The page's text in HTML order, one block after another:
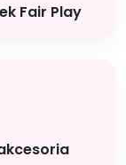
Fair Play